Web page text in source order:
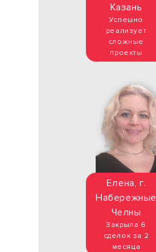
Казань
Успешно
реализует
сложные
проекты
Елена, г.
Набережные
Челны
Закрыла 6
сделок за 2
месяца